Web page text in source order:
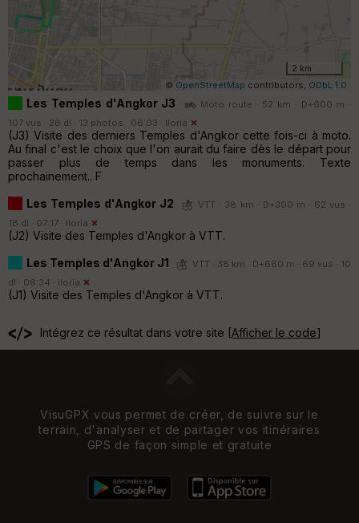
2 km
© OpenStreetMap contributors, ODbL 1.0
Les Temples d'Angkor J3
Moto route · 52 km · D+600 m ·
107 vus · 26 dl · 13 photos · 06:03 · lloria
(J3) Visite des derniers Temples d'Angkor cette fois-ci à moto.
Au final c'est le choix que l'on aurait du faire dès le départ pour
passer plus de temps dans les monuments. Texte
prochainement.. F
Les Temples d'Angkor J2
VTT · 38 km · D+300 m · 62 vus ·
18 dl · 07:17 · lloria
(J2) Visite des Temples d'Angkor à VTT.
Les Temples d'Angkor J1
VTT · 38 km · D+660 m · 69 vus · 10
dl · 06:34 · lloria
(J1) Visite des Temples d'Angkor à VTT.
Intégrez ce résultat dans votre site [Afficher le code]
VisuGPX vous permet de créer, de suivre sur le
terrain, d'analyser et de partager vos itinéraires
GPS de façon simple et gratuite